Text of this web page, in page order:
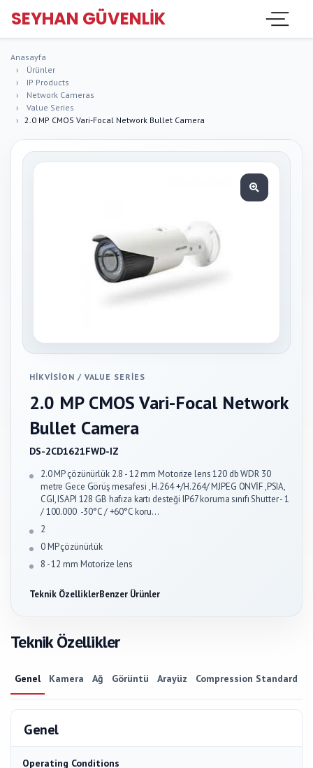
SEYHAN GÜVENLIK
Anasayfa
Ürünler
IP Products
Network Cameras
Value Series
2.0 MP CMOS Vari-Focal Network Bullet Camera
HIKVISION / VALUE SERIES
2.0 MP CMOS Vari-Focal Network
Bullet Camera
DS-2CD1621FWD-IZ
2.0 MP çözünürlük 2.8 - 12 mm Motorize lens 120 db WDR 30
metre Gece Görüş mesafesi , H.264 +/H.264/ MJPEG ONVİF ,PSIA,
CGI, ISAPI 128 GB hafıza kartı desteği IP67 koruma sınıfı Shutter - 1
/ 100.000 -30°C / +60°C koru…
2
0 MP çözünürlük
8 - 12 mm Motorize lens
Teknik ÖzelliklerBenzer Ürünler
Teknik Özellikler
Genel Kamera Ağ Görüntü Arayüz Compression Standard
Genel
Operating Conditions